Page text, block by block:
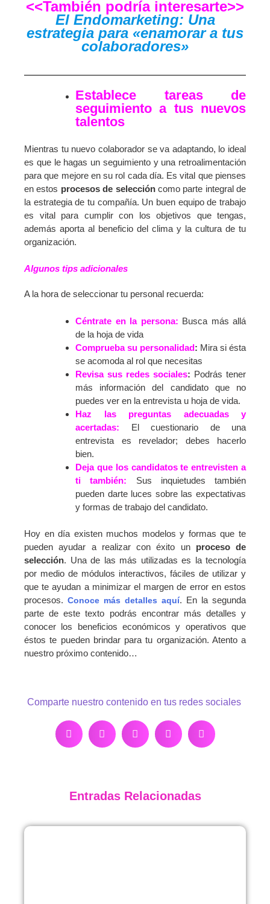
<<También podría interesarte>>
El Endomarketing: Una
estrategia para «enamorar a tus
colaboradores»
Establece tareas de
seguimiento a tus nuevos
talentos
Mientras tu nuevo colaborador se va adaptando, lo ideal
es que le hagas un seguimiento y una retroalimentación
para que mejore en su rol cada día. Es vital que pienses
en estos procesos de seleccióncomo parte integral de
la estrategia de tu compañía. Un buen equipo de trabajo
es vital para cumplir con los objetivos que tengas,
además aporta al beneficio del clima y la cultura de tu
organización.
Algunos tips adicionales
A la hora de seleccionar tu personal recuerda:
Céntrate en la persona: Busca más allá
de la hoja de vida
Comprueba su personalidad: Mira si ésta
se acomoda al rol que necesitas
Revisa sus redes sociales: Podrás tener
más información del candidato que no
puedes ver en la entrevista u hoja de vida.
Haz las preguntas adecuadas y
acertadas: El cuestionario de una
entrevista es revelador; debes hacerlo
bien.
Deja que los candidatos te entrevisten a
ti también: Sus inquietudes también
pueden darte luces sobre las expectativas
y formas de trabajo del candidato.
Hoy en día existen muchos modelos y formas que te
pueden ayudar a realizar con éxito un proceso de
selección. Una de las más utilizadas es la tecnología
por medio de módulos interactivos, fáciles de utilizar y
que te ayudan a minimizar el margen de error en estos
procesos. Conoce más detalles aquí. En la segunda
parte de este texto podrás encontrar más detalles y
conocer los beneficios económicos y operativos que
éstos te pueden brindar para tu organización. Atento a
nuestro próximo contenido…
Comparte nuestro contenido en tus redes sociales
Entradas Relacionadas